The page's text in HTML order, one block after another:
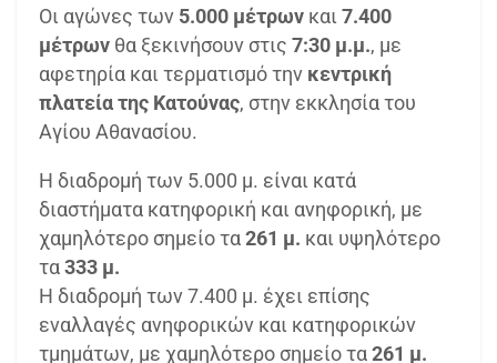
Οι αγώνες των 5.000 μέτρων και 7.400
μέτρων θα ξεκινήσουν στις 7:30 μ.μ., με
αφετηρία και τερματισμό την κεντρική
πλατεία της Κατούνας, στην εκκλησία του
Αγίου Αθανασίου.
Η διαδρομή των 5.000 μ. είναι κατά
διαστήματα κατηφορική και ανηφορική, με
χαμηλότερο σημείο τα261 μ. και υψηλότερο
τα333 μ.
Η διαδρομή των 7.400 μ. έχει επίσης
εναλλαγές ανηφορικών και κατηφορικών
τμημάτων, με χαμηλότερο σημείο τα261 μ.